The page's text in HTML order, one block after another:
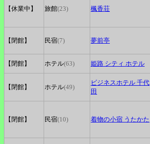
【休業中】 旅館(23) 楓香荘
【閉館】 民宿(7) 夢前亭
【閉館】 ホテル(63) 姫路 シティ ホテル
【閉館】 ホテル(49)
ビジネスホテル 千代
田
【閉館】 民宿(10) 着物の小宿 うたかた